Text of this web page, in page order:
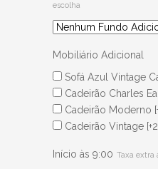
escolha
Mobiliário Adicional
Sofá Azul Vintage
Cadeirão Charles
Cadeirão Moderno
Cadeirão Vintage
Início às 9:00 Taxa extra